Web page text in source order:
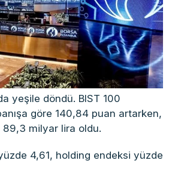
yeşile döndü. BIST 100
göre 140,84 puan artarken,
milyar lira oldu.
4,61, holding endeksi yüzde